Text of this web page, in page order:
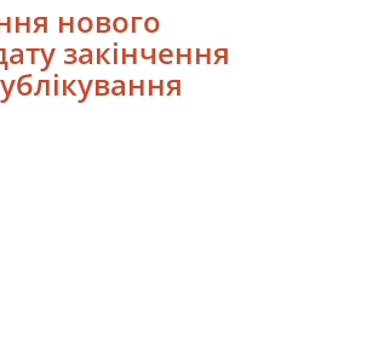
нового
закінчення